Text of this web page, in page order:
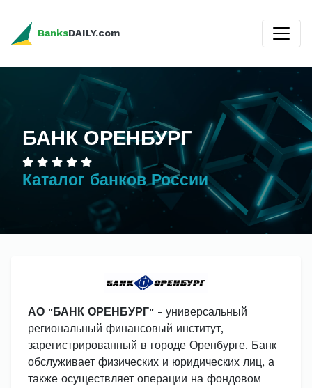
BanksDAILY.com
БАНК ОРЕНБУРГ
Каталог банков России
АО "БАНК ОРЕНБУРГ" - универсальный
региональный финансовый институт,
зарегистрированный в городе Оренбурге. Банк
обслуживает физических и юридических лиц, а
также осуществляет операции на фондовом